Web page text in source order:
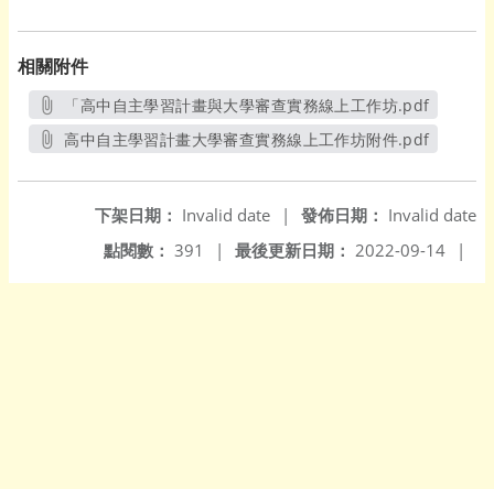
相關附件
「高中自主學習計畫與大學審查實務線上工作坊.pdf
另開新視窗
高中自主學習計畫大學審查實務線上工作坊附件.pdf
發佈日期： Invalid date
下架日期： Invalid date
|
最後更新日期： 2022-09-14 |
點閱數： 391 |